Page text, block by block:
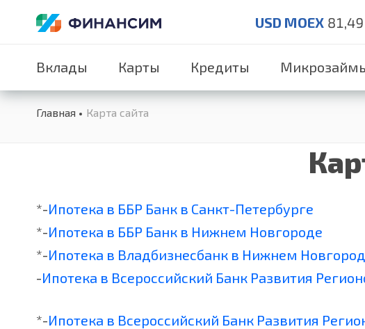
USD MOEX 81,49
Вклады Карты Кредиты
Главная Карта сайта
*-Ипотека в ББР Банк в Санкт-Петербурге
*-Ипотека в ББР Банк в Нижнем Новгороде
*-Ипотека в Владбизнесбанк в Нижнем
-Ипотека в Всероссийский Банк Развития
*-Ипотека в Всероссийский Банк Развития